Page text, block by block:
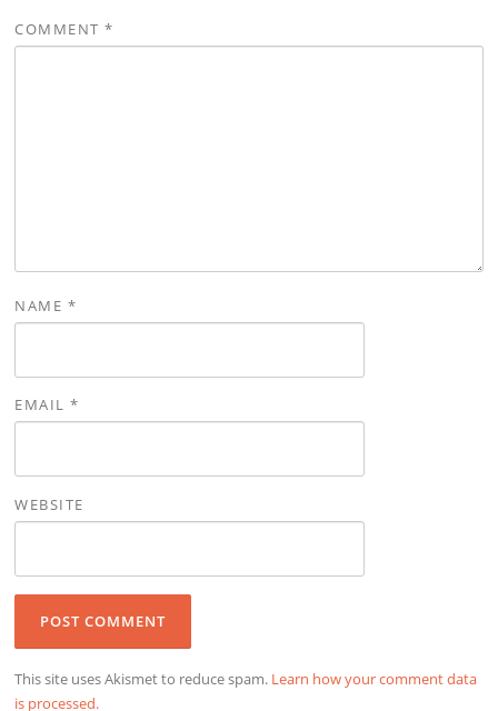
COMMENT*
NAME *
EMAIL*
WEBSITE
This site uses Akismet to reduce spam. Learn how your comment data
is processed.